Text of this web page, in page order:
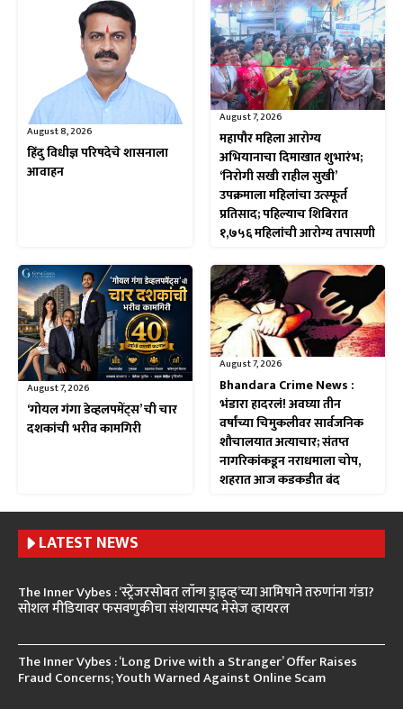
August 8, 2026
हिंदु विधीज्ञ परिषदेचे शासनाला
आवाहन
August 7, 2026
महापौर महिला आरोग्य
अभियानाचा दिमाखात शुभारंभ;
‘निरोगी सखी राहील सुखी’
उपक्रमाला महिलांचा उत्स्फूर्त
प्रतिसाद; पहिल्याच शिबिरात
१,७५६ महिलांची आरोग्य तपासणी
August 7, 2026
‘गोयल गंगा डेव्हलपमेंट्स’ ची चार
दशकांची भरीव कामगिरी
August 7, 2026
Bhandara Crime News :
भंडारा हादरलं! अवघ्या तीन
वर्षांच्या चिमुकलीवर सार्वजनिक
शौचालयात अत्याचार; संतप्त
नागरिकांकडून नराधमाला चोप,
शहरात आज कडकडीत बंद
LATEST NEWS
The Inner Vybes : ‘स्ट्रेंजरसोबत लॉन्ग ड्राइव्ह’च्या आमिषाने तरुणांना गंडा?
सोशल मीडियावर फसवणुकीचा संशयास्पद मेसेज व्हायरल
The Inner Vybes : ‘Long Drive with a Stranger’ Offer Raises
Fraud Concerns; Youth Warned Against Online Scam